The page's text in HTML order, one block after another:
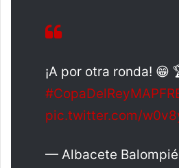
¡A por otra ronda! 😁
pic.twitter.com/
— Albacete Balompié